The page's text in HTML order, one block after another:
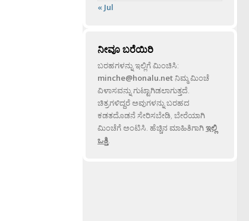
« Jul
ನೀವೂ ಬರೆಯಿರಿ
ಬರಹಗಳನ್ನು ಇಲ್ಲಿಗೆ ಮಿಂಚಿಸಿ:
minche@honalu.netನಿಮ್ಮ ಮಿಂಚೆ
ವಿಳಾಸವನ್ನು ಗುಟ್ಟಾಗಿಡಲಾಗುತ್ತದೆ.
ಚಿತ್ರಗಳಿದ್ದರೆ ಅವುಗಳನ್ನು ಬರಹದ
ಕಡತದೊಡನೆ ಸೇರಿಸಬೇಡಿ, ಬೇರೆಯಾಗಿ
ಮಿಂಚೆಗೆ ಅಂಟಿಸಿ. ಹೆಚ್ಚಿನ ಮಾಹಿತಿಗಾಗಿಇಲ್ಲಿ
ಒತ್ತಿ.